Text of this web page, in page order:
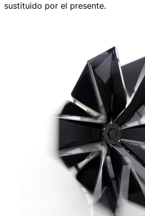
sustituido por el presente.